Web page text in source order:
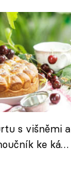
s višněmi a
ke kávě